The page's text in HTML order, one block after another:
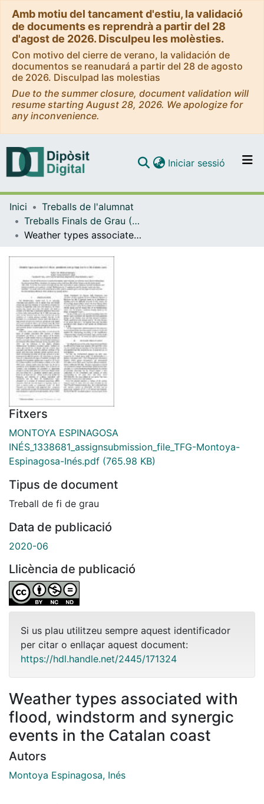
Amb motiu del tancament d'estiu, la validació
de documents es reprendrà a partir del 28
d'agost de 2026. Disculpeu les molèsties.
Con motivo del cierre de verano, la validación de
documentos se reanudará a partir del 28 de agosto
de 2026. Disculpad las molestias
Due to the summer closure, document validation will
resume starting August 28, 2026. We apologize for
any inconvenience.
Navega per tot el DD
Com publicar
Iniciar sessió (current)
Inici
Treballs de l'alumnat
Treballs Finals de Grau (TFG) - Física
Weather types associated with flood, windstorm and synergic events in the Catalan coast
Fitxers
MONTOYA ESPINAGOSA
INÉS_1338681_assignsubmission_file_TFG-Montoya-
Espinagosa-Inés.pdf (765.98 KB)
Tipus de document
Treball de fi de grau
Data de publicació
2020-06
Llicència de publicació
Si us plau utilitzeu sempre aquest identificador
per citar o enllaçar aquest document:
https://hdl.handle.net/2445/171324
Weather types associated with
flood, windstorm and synergic
events in the Catalan coast
Autors
Montoya Espinagosa, Inés